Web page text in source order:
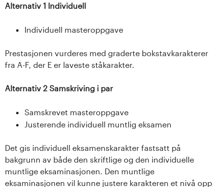
Alternativ 1 Individuell
Individuell masteroppgave
Prestasjonen vurderes med graderte bokstavkarakterer
fra A-F, der E er laveste ståkarakter.
Alternativ 2 Samskriving i par
Samskrevet masteroppgave
Justerende individuell muntlig eksamen
Det gis individuell eksamenskarakter fastsatt på
bakgrunn av både den skriftlige og den individuelle
muntlige eksaminasjonen. Den muntlige
eksaminasjonen vil kunne justere karakteren et nivå opp